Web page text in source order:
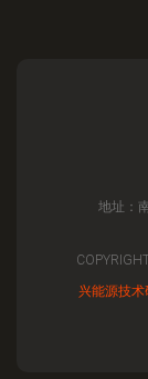
地址：
兴能源技术